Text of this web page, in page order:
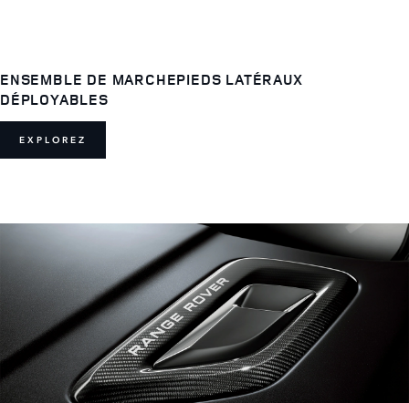
ENSEMBLE DE MARCHEPIEDS LATÉRAUX
DÉPLOYABLES
EXPLOREZ